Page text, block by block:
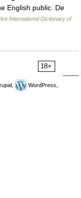
English public. De
International Dictionary of
18+
WordPress,